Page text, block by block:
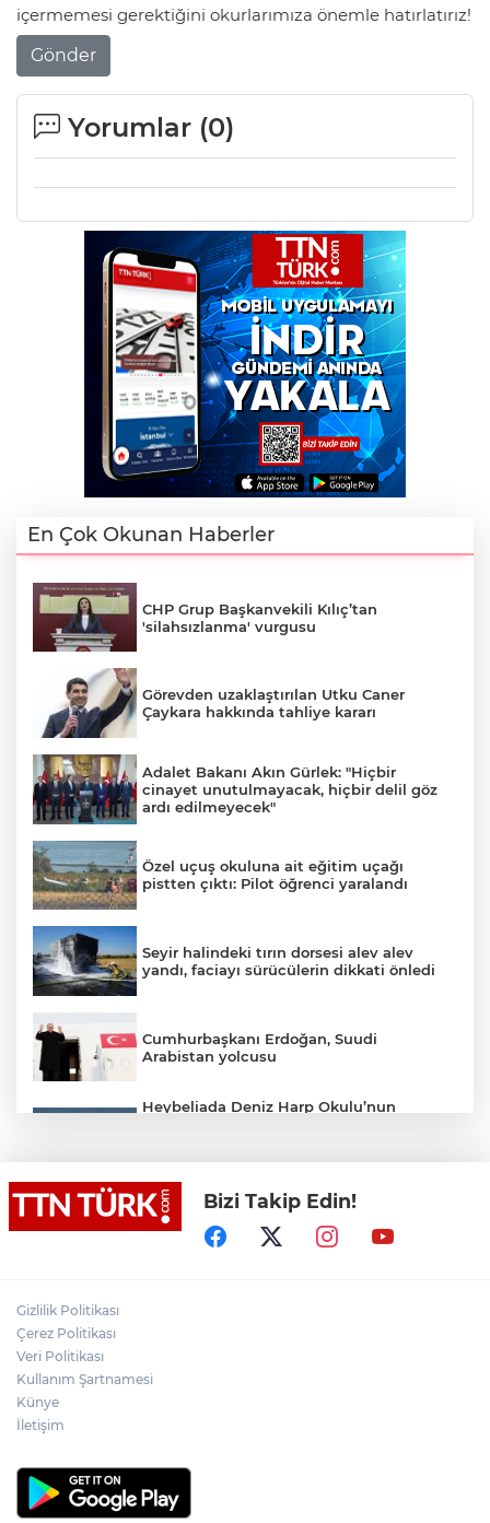
içermemesi gerektiğini okurlarımıza önemle hatırlatırız!
Gönder
Yorumlar (0)
En Çok Okunan Haberler
CHP Grup Başkanvekili Kılıç’tan
'silahsızlanma' vurgusu
Görevden uzaklaştırılan Utku Caner
Çaykara hakkında tahliye kararı
Adalet Bakanı Akın Gürlek: "Hiçbir
cinayet unutulmayacak, hiçbir delil göz
ardı edilmeyecek"
Özel uçuş okuluna ait eğitim uçağı
pistten çıktı: Pilot öğrenci yaralandı
Seyir halindeki tırın dorsesi alev alev
yandı, faciayı sürücülerin dikkati önledi
Cumhurbaşkanı Erdoğan, Suudi
Arabistan yolcusu
Heybeliada Deniz Harp Okulu’nun
itfaiye ekibi sevk edilirken, yangına
Tayland’da önce babaannesi ve dedesini
öldürdü sonra okula saldırdı: 7 ölü, 22
Bizi Takip Edin!
Gizlilik Politikası
Çerez Politikası
Veri Politikası
Kullanım Şartnamesi
Künye
İletişim